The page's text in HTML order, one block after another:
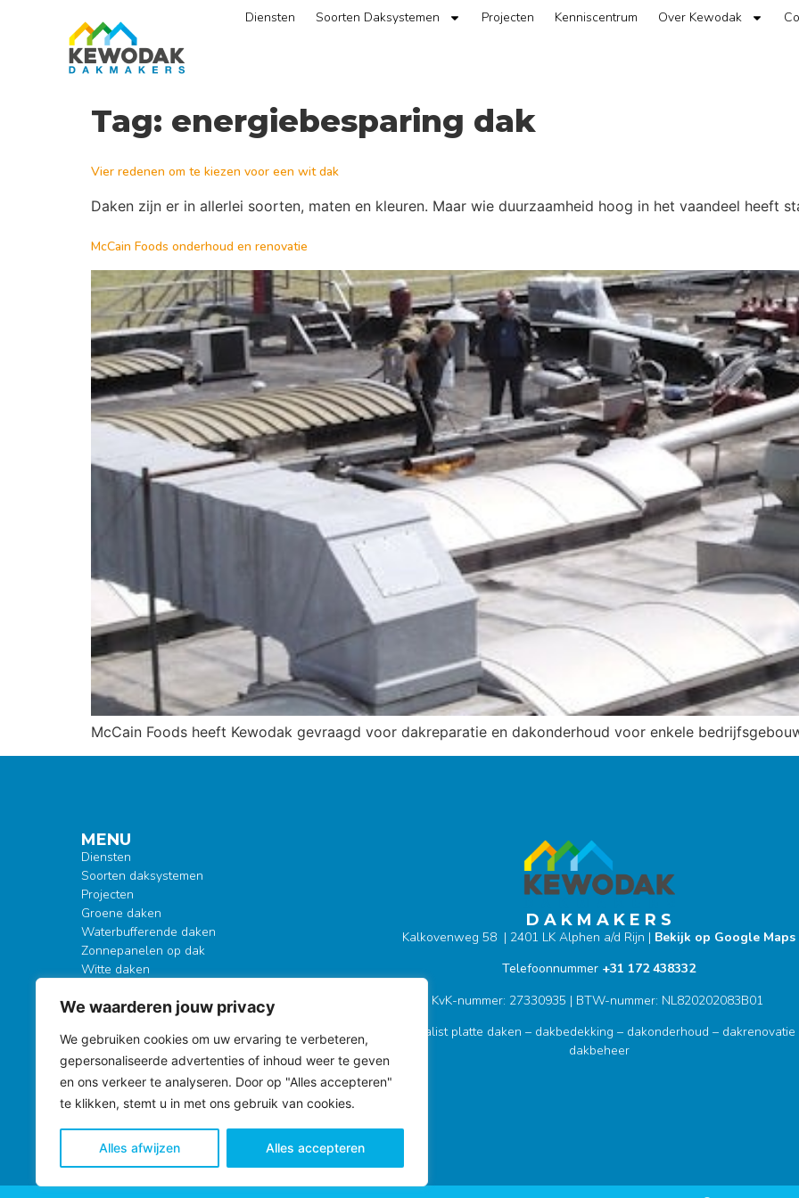
We waarderen jouw privacy
We gebruiken cookies om uw ervaring te verbeteren,
gepersonaliseerde advertenties of inhoud weer te geven
en ons verkeer te analyseren. Door op "Alles accepteren"
te klikken, stemt u in met ons gebruik van cookies.
Alles afwijzen Alles accepteren
Diensten Soorten Daksystemen Projecten Kenniscentrum Over Kewodak
Tag: energiebesparing dak
Vier redenen om te kiezen voor een wit dak
Daken zijn er in allerlei soorten, maten en kleuren. Maar wie duurzaamheid hoog in het vaandeel heeft
McCain Foods onderhoud en renovatie
McCain Foods heeft Kewodak gevraagd voor dakreparatie en dakonderhoud voor enkele
MENU
Diensten
Soorten daksystemen
Projecten
Groene daken
Waterbufferende daken
Zonnepanelen op dak
Witte daken
Herbruikbare daken
Over Kewodak
Garantie
Contact
Bekijk onze vacatures
D A K M A K E R S
Kalkovenweg 58 | 2401 LK Alphen a/d Rijn | Bekijk op Google Maps
Telefoonnummer +31 172 438332
KvK-nummer: 27330935 | BTW-nummer: NL820202083B01
Specialist platte daken – dakbedekking – dakonderhoud – dakrenovatie
dakbeheer